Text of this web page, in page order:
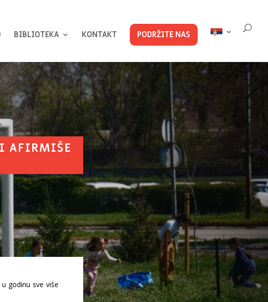
BIBLIOTEKA KONTAKT PODRŽITE NAS
AFIRMIŠE
godinu sve više